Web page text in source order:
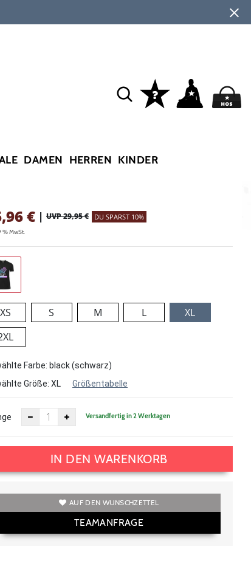
DAMEN HERREN KINDER
€ | UVP 29,95 € DU SPARST 10%
% MwSt.
XS S M L
XL
Farbe: black (schwarz)
Größe: XL Größentabelle
Versandfertig in 2 Werktagen
IN DEN WARENKORB
AUF DEN WUNSCHZETTEL
TEAMANFRAGE